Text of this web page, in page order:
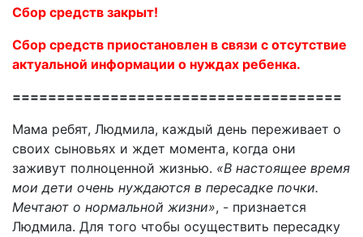
Сбор средств закрыт!
Сбор средств приостановлен в связи с отсутствие
актуальной информации о нуждах ребенка.
=====================================
Мама ребят, Людмила, каждый день переживает о
своих сыновьях и ждет момента, когда они
заживут полноценной жизнью. «В настоящее время
мои дети очень нуждаются в пересадке почки.
Мечтают о нормальной жизни», - признается
Людмила. Для того чтобы осуществить пересадку